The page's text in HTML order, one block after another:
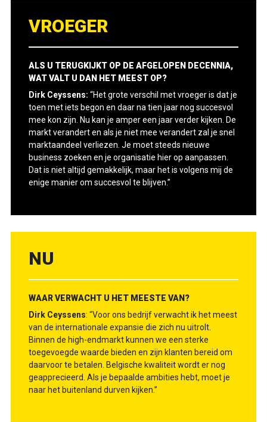
VROEGER
ALS U TERUGKIJKT OP DE AFGELOPEN DECENNIA,
WAT VALT U DAN HET MEEST OP?
Dirk Ceyssens: “Het grote verschil met vroeger is dat je
toen met iets begon en daar na tien jaar nog succesvol
mee kon zijn. Nu kan je amper een jaar verder kijken. De
markt verandert en als je niet mee verandert zal je snel
marktaandeel verliezen. Je moet steeds nieuwe
business zoeken en je organisatie hier op aanpassen.
Dat is niet altijd gemakkelijk, maar het is volgens mij de
enige manier om succesvol te blijven.”
NU
WAAR VERWACHT U HET MEESTE VAN?
Dirk Ceyssens: “Voor ons bedrijf verwacht ik het meest
van de internationale expansie die zich nu uitrolt.
Binnen de high-endmarkt kunnen we een sterke
toegevoegde waarde bieden en zijn klanten bereid om
daarvoor te betalen. Belgische kwaliteit wordt er nog
geapprecieerd. Als je bepaalde ambities hebt, moet je
naar het buitenland durven kijken.”